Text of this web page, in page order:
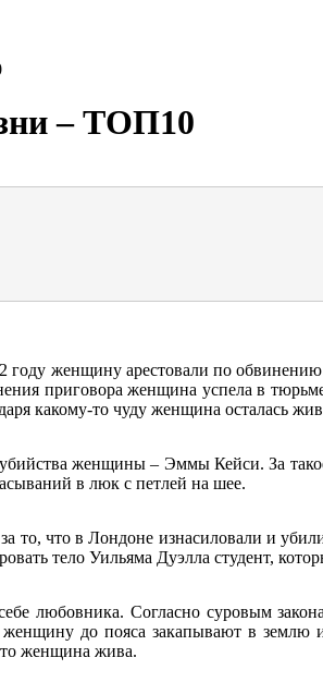
– ТОП10
году женщину арестовали по
приговора женщина успела в
какому-то чуду женщина осталась
женщины – Эммы Кейси. За
в люк с петлей на шее.
то, что в Лондоне изнасиловали и
тело Уильяма Дуэлла студент,
любовника. Согласно суровым
до пояса закапывают в землю
женщина жива.